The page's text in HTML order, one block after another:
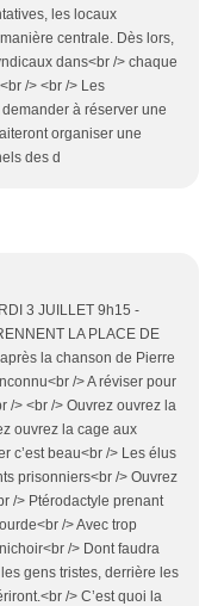
les locaux
centrale. Dès lors,
dans<br /> chaque
/> <br /> Les
à réserver une
organiser une
des d
3 JUILLET 9h15 -
LA PLACE DE
la chanson de Pierre
/> A réviser pour
/> <br /> Ouvrez ouvrez la
ouvrez la cage aux
c’est beau<br /> Les élus
prisonniers<br /> Ouvrez
/> Ptérodactyle prenant
/> Avec trop
/> Dont faudra
gens tristes, derrière les
/> C’est quoi la